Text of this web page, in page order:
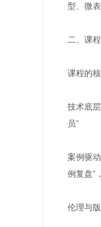
型、微
二、课
课程的
技术底
员”
案例驱
例复盘”
伦理与